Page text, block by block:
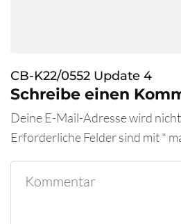
CB-K22/0552 Update 4
Schreibe einen
Deine E-Mail-Adresse wird
Erforderliche Felder sind mit*